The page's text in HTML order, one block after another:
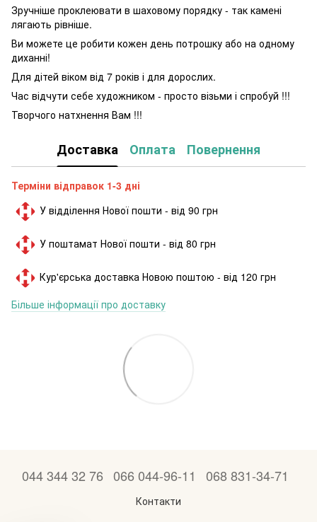
Зручніше проклеювати в шаховому порядку - так камені
лягають рівніше.
Ви можете це робити кожен день потрошку або на одному
диханні!
Для дітей віком від 7 років і для дорослих.
Час відчути себе художником - просто візьми і спробуй !!!
Творчого натхнення Вам !!!
Доставка Оплата Повернення
Терміни відправок 1-3 дні
У відділення Нової пошти - від 90 грн
У поштамат Нової пошти - від 80 грн
Кур'єрська доставка Новою поштою - від 120 грн
Більше інформації про доставку
044 344 32 76 066 044-96-11 068 831-34-71
Контакти